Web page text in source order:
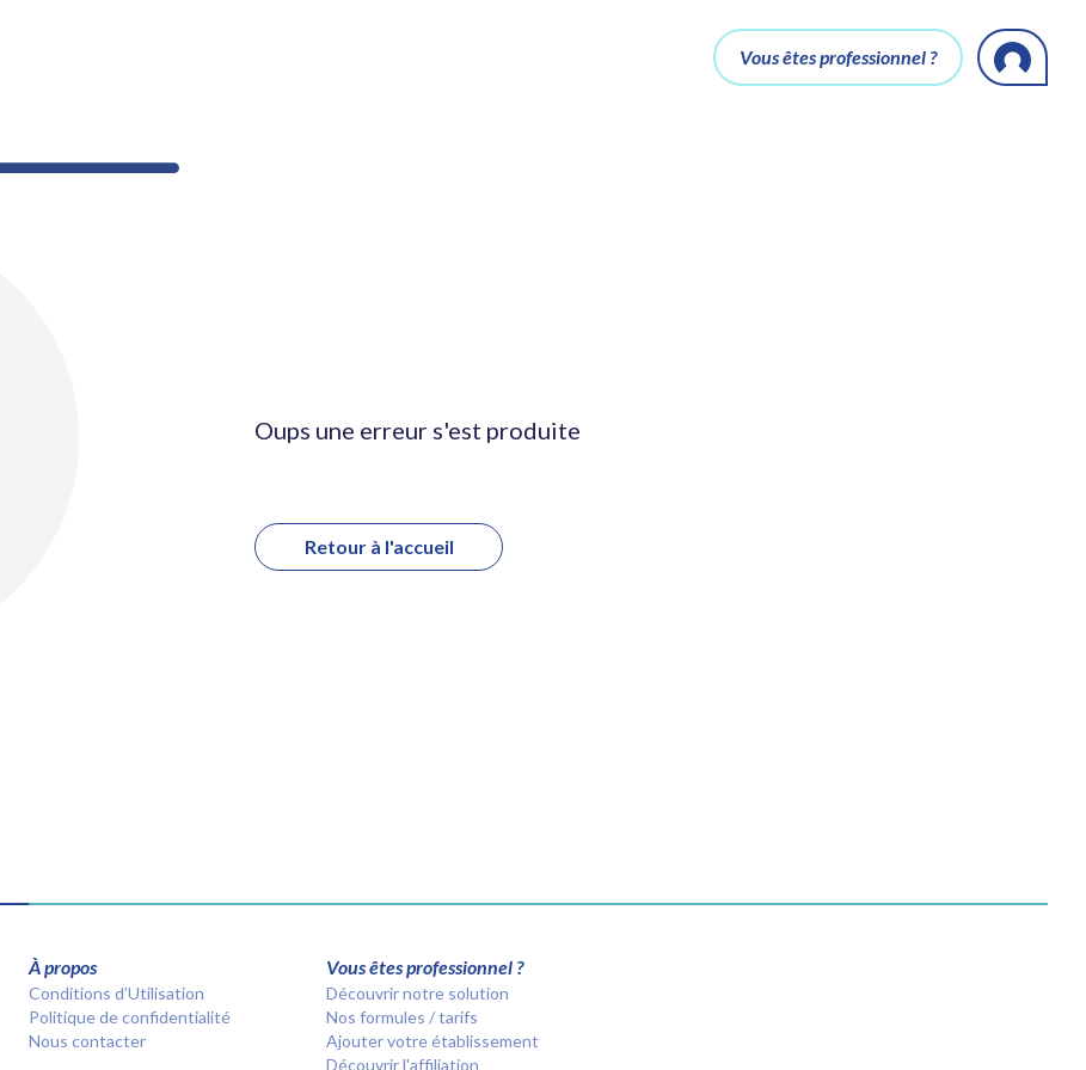
Vous êtes professionnel ?
Oups une erreur s'est produite
Retour à l'accueil
À propos
Conditions d’Utilisation
Politique de confidentialité
Nous contacter
Vous êtes professionnel ?
Découvrir notre solution
Nos formules / tarifs
Ajouter votre établissement
Découvrir l'affiliation